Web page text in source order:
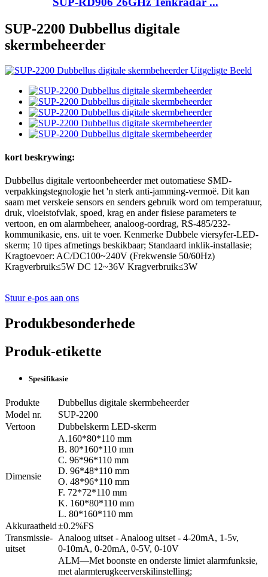
SUP-2200 Dubbellus digitale
skermbeheerder
kort beskrywing:
Dubbellus digitale vertoonbeheerder met outomatiese SMD-
verpakkingstegnologie het 'n sterk anti-jamming-vermoë. Dit kan
saam met verskeie sensors en senders gebruik word om temperatuur,
druk, vloeistofvlak, spoed, krag en ander fisiese parameters te
vertoon, en om alarmbeheer, analoog-oordrag, RS-485/232-
kommunikasie, ens. uit te voer. Kenmerke Dubbele viersyfer-LED-
skerm; 10 tipes afmetings beskikbaar; Standaard inklik-installasie;
Kragtoevoer: AC/DC100~240V (Frekwensie 50/60Hz)
Kragverbruik≤5W DC 12~36V Kragverbruik≤3W
Stuur e-pos aan ons
Produkbesonderhede
Produk-etikette
Spesifikasie
Produkte
Dubbellus digitale skermbeheerder
Model nr.
SUP-2200
Vertoon
Dubbelskerm LED-skerm
Dimensie
A.160*80*110 mm
B. 80*160*110 mm
C. 96*96*110 mm
D. 96*48*110 mm
O. 48*96*110 mm
F. 72*72*110 mm
K. 160*80*110 mm
L. 80*160*110 mm
Akkuraatheid±0.2%FS
Transmissie-
uitset
Analoog uitset - Analoog uitset - 4-20mA, 1-5v,
0-10mA, 0-20mA, 0-5V, 0-10V
ALM—Met boonste en onderste limiet alarmfunksie,
met alarmterugkeerverskilinstelling;